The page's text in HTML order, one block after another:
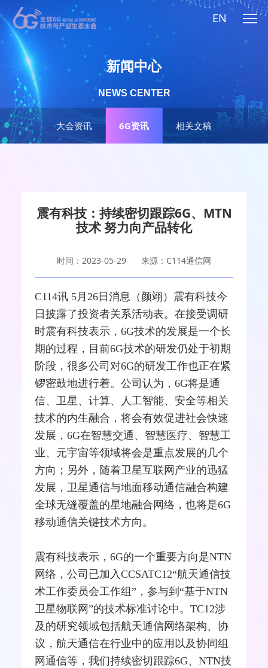
EN
大会资讯 6G资讯 相关文稿
新闻中心
NEWS CENTER
震有科技：持续密切跟踪6G、MTN
技术 努力向产品转化
时间：2023-05-29 来源：C114通信网
C114讯 5月26日消息（颜翊） 震有科技今
日披露了投资者关系活动表。在接受调研
时震有科技表示，6G技术的发展是一个长
期的过程，目前6G技术的研发仍处于初期
阶段，很多公司对6G的研发工作也正在紧
锣密鼓地进行着。公司认为，6G将是通
信、卫星、计算、人工智能、安全等相关
技术的内生融合 ，将会有效促进社会快速
发展，6G在智慧交通、智慧医疗、智慧工
业、 元宇宙等领域将会是重点发展的几个
方向；另外，随着卫星互联网 产业的迅猛
发展， 卫星通信与地面移动通信融合构建
全球无缝覆盖的星地融合 网络 ，也将是6G
移动通信关键技术方向。
震有科技表示，6G的一个重要方向是NTN
网络，公司已加入CCSATC12“航天通信技
术工作委员会工作组”，参与到“基于NTN
卫星物联网”的技术标准讨论中。TC12涉
及的研究领域包括航天通信网络架构、协
议，航天通信在行业中的应用以及协同组
网通信等，我们持续密切跟踪6G、NTN技